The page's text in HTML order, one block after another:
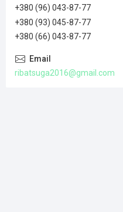
+380 (96) 043-87-77
+380 (93) 045-87-77
+380 (66) 043-87-77
ribatsuga2016@gmail.com